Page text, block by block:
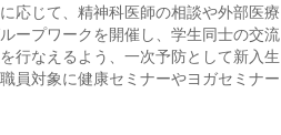
応じて、精神科医師の相談や外部医療
ープワークを開催し、学生同士の交流
行なえるよう、一次予防として新入生
員対象に健康セミナーやヨガセミナー